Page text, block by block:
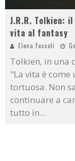
J.R.R. Tolkien:
vita al fantasy
Elena Fassoli
Tolkien, in una
"La vita è
tortuosa. Non
continuare a
tutto in...